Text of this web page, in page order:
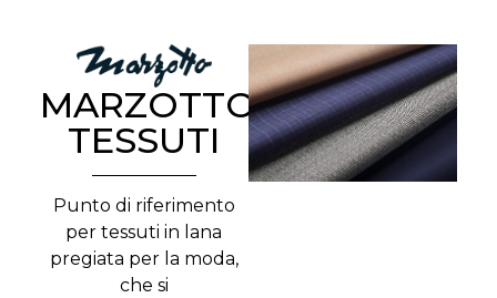
MARZOTTO
TESSUTI
Punto di riferimento
per tessuti in lana
pregiata per la moda,
che si